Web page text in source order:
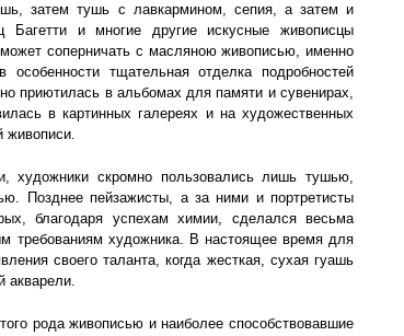
затем тушь с лавкармином, сепия, а затем и
Багетти и многие другие искусные живописцы
соперничать с масляною живописью, именно
тщательная отделка подробностей
приютилась в альбомах для памяти и сувенирах,
в картинных галереях и на художественных
живописи.
художники скромно пользовались лишь тушью,
Позднее пейзажисты, а за ними и портретисты
благодаря успехам химии, сделался весьма
требованиям художника. В настоящее время для
своего таланта, когда жесткая, сухая гуашь
акварели.
рода живописью и наиболее способствовавшие